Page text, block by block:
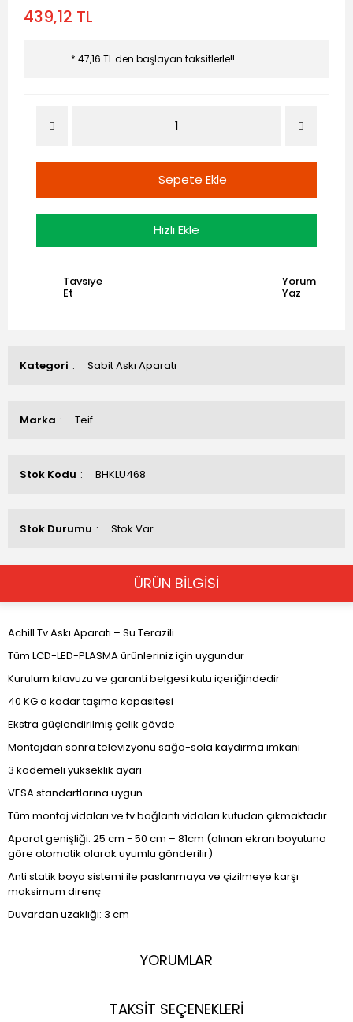
Kategori Sabit Askı Aparatı
Marka Teif
Stok Kodu BHKLU468
Stok Durumu Stok Var
439,12 TL
* 47,16 TL den başlayan taksitlerle!!
Sepete Ekle
Hızlı Ekle
Tavsiye
Et
Yorum
Yaz
ÜRÜN BİLGİSİ
Achill Tv Askı Aparatı – Su Terazili
Tüm LCD-LED-PLASMA ürünleriniz için uygundur
Kurulum kılavuzu ve garanti belgesi kutu içeriğindedir
40 KG a kadar taşıma kapasitesi
Ekstra güçlendirilmiş çelik gövde
Montajdan sonra televizyonu sağa-sola kaydırma imkanı
3 kademeli yükseklik ayarı
VESA standartlarına uygun
Tüm montaj vidaları ve tv bağlantı vidaları kutudan çıkmaktadır
Aparat genişliği: 25 cm - 50 cm – 81cm (alınan ekran boyutuna
göre otomatik olarak uyumlu gönderilir)
Anti statik boya sistemi ile paslanmaya ve çizilmeye karşı
maksimum direnç
Duvardan uzaklığı: 3 cm
YORUMLAR
TAKSİT SEÇENEKLERİ